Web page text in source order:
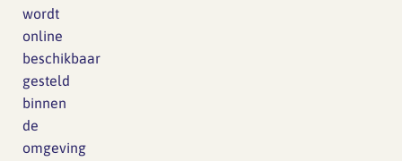
wordt
online
beschikbaar
gesteld
binnen
de
omgeving